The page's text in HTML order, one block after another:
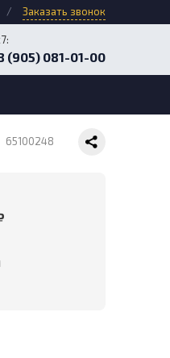
/ Заказать звонок
(905) 081-01-00
65100248